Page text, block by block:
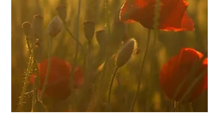
Psicologia e benessere
Esercizi anche per i nonni! 11°
settimana!
Ecco a voi il diario settimanale per l'11° settimana di
allenamento mentale! L'estate è arrivata, ma dobbiamo essere
ancora prudenti